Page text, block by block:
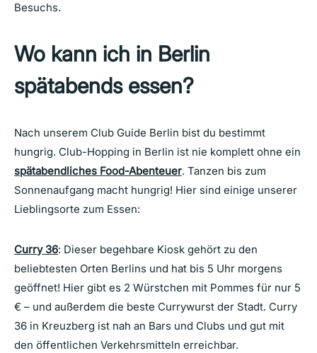
Besuchs.
Wo kann ich in Berlin
spätabends essen?
Nach unserem Club Guide Berlin bist du bestimmt
hungrig. Club-Hopping in Berlin ist nie komplett ohne ein
spätabendliches Food-Abenteuer. Tanzen bis zum
Sonnenaufgang macht hungrig! Hier sind einige unserer
Lieblingsorte zum Essen:
Curry 36: Dieser begehbare Kiosk gehört zu den
beliebtesten Orten Berlins und hat bis 5 Uhr morgens
geöffnet! Hier gibt es 2 Würstchen mit Pommes für nur 5
€ – und außerdem die beste Currywurst der Stadt. Curry
36 in Kreuzberg ist nah an Bars und Clubs und gut mit
den öffentlichen Verkehrsmitteln erreichbar.